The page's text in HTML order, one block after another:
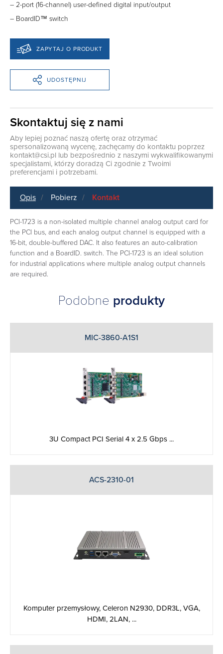
– 2-port (16-channel) user-defined digital input/output
– BoardID™ switch
ZAPYTAJ O PRODUKT
UDOSTĘPNIJ
Skontaktuj się z nami
Aby lepiej poznać naszą ofertę oraz otrzymać
spersonalizowaną wycenę, zachęcamy do kontaktu poprzez
kontakt@csi.pl lub bezpośrednio z naszymi wykwalifikowanymi
specjalistami, którzy doradzą Ci zgodnie z Twoimi
preferencjami i potrzebami.
Opis Pobierz Kontakt
PCI-1723 is a non-isolated multiple channel analog output card for
the PCI bus, and each analog output channel is equipped with a
16-bit, double-buffered DAC. It also features an auto-calibration
function and a BoardID. switch. The PCI-1723 is an ideal solution
for industrial applications where multiple analog output channels
are required.
Podobne produkty
MIC-3860-A1S1
3U Compact PCI Serial 4 x 2.5 Gbps ...
ACS-2310-01
Komputer przemysłowy, Celeron N2930, DDR3L, VGA,
HDMI, 2LAN, ...